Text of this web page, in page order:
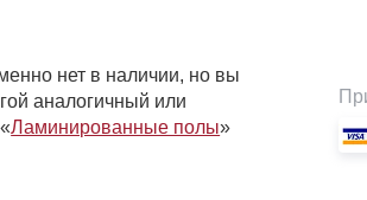
нет в наличии, но вы
аналогичный или
Ламинированные полы»